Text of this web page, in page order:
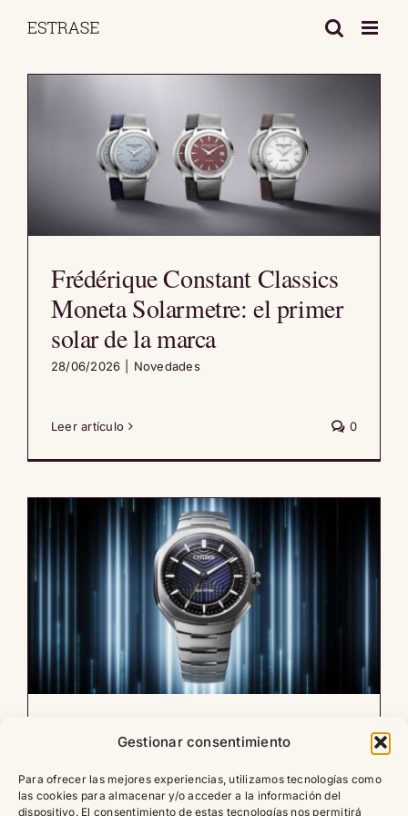
Gestionar consentimiento
Para ofrecer las mejores experiencias, utilizamos tecnologías como
las cookies para almacenar y/o acceder a la información del
dispositivo. El consentimiento de estas tecnologías nos permitirá
Frédérique Constant Classics
Moneta Solarmetre: el primer
solar de la marca
28/06/2026 Novedades
Leer artículo 0
Medio siglo capturando la luz:
Por qué los 50 años de Eco-
Drive de Citizen redefinen el